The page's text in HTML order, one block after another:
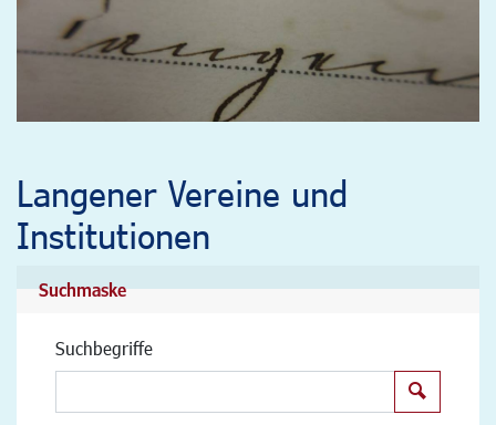
Langener Vereine und
Institutionen
Suchmaske
Suchbegriffe